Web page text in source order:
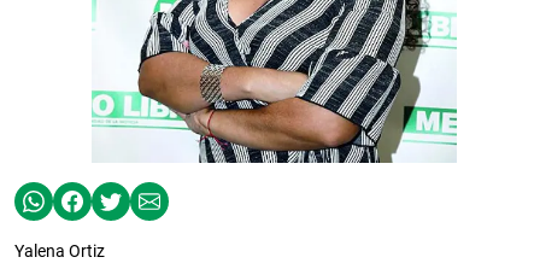
Yalena Ortiz